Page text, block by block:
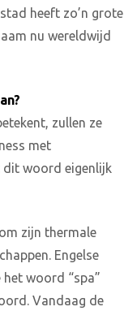
heeft zo’n grote
nu wereldwijd
zullen ze
met
dit woord eigenlijk
zijn thermale
Engelse
woord “spa”
Vandaag de